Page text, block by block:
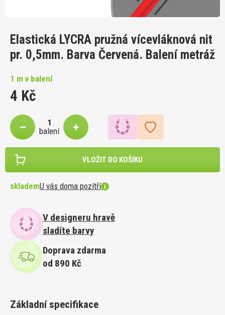
Elastická LYCRA pružná vícevláknová nit
pr. 0,5mm. Barva Červená. Balení metráž
1 m v balení
4 Kč
balení
VLOŽIT DO KOŠÍKU
sklademU vás doma pozítří
V designeru hravě
sladíte barvy
Doprava zdarma
od 890 Kč
Základní specifikace